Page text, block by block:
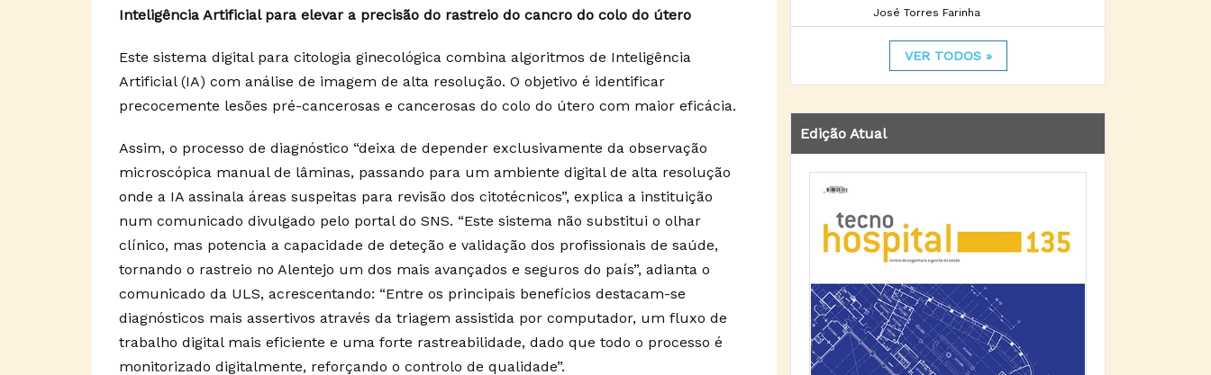
Inteligência Artificial para elevar a precisão do rastreio do cancro do colo do útero
Este sistema digital para citologia ginecológica combina algoritmos de Inteligência
Artificial (IA) com análise de imagem de alta resolução. O objetivo é identificar
precocemente lesões pré-cancerosas e cancerosas do colo do útero com maior eficácia.
Assim, o processo de diagnóstico “deixa de depender exclusivamente da observação
microscópica manual de lâminas, passando para um ambiente digital de alta resolução
onde a IA assinala áreas suspeitas para revisão dos citotécnicos”, explica a instituição
num comunicado divulgado pelo portal do SNS. “Este sistema não substitui o olhar
clínico, mas potencia a capacidade de deteção e validação dos profissionais de saúde,
tornando o rastreio no Alentejo um dos mais avançados e seguros do país”, adianta o
comunicado da ULS, acrescentando: “Entre os principais benefícios destacam-se
diagnósticos mais assertivos através da triagem assistida por computador, um fluxo de
trabalho digital mais eficiente e uma forte rastreabilidade, dado que todo o processo é
monitorizado digitalmente, reforçando o controlo de qualidade”.
José Torres Farinha
VER TODOS »
Edição Atual